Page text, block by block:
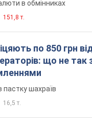
в обмінниках
151,8 т.
по 850 грн
що не так
пастку шахраїв
16,5 т.